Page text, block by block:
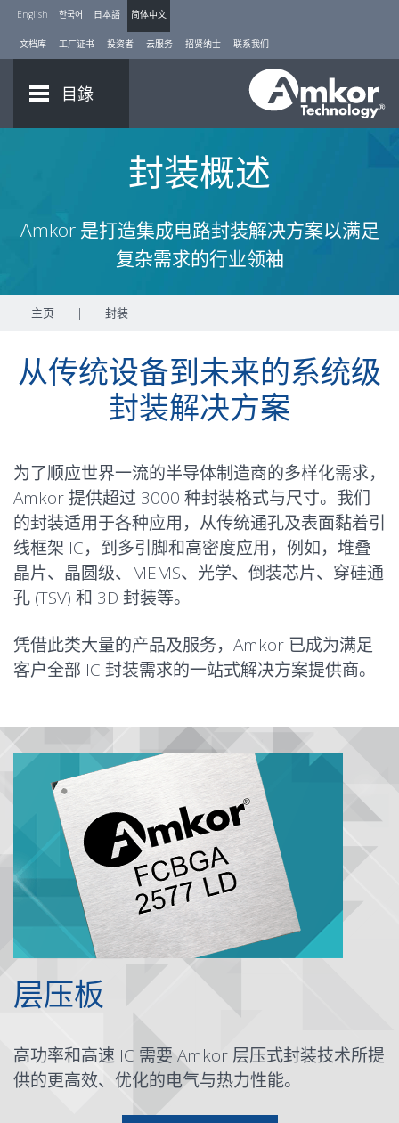
English 한국어 日本語 简体中文
文档库 工厂证书 投资者 云服务 招贤纳士 联系我们
目錄
封装概述
Amkor 是打造集成电路封装解决方案以满足
复杂需求的行业领袖
主页 | 封装
从传统设备到未来的系统级
封装解决方案
为了顺应世界一流的半导体制造商的多样化需求，
Amkor 提供超过 3000 种封装格式与尺寸。我们
的封装适用于各种应用，从传统通孔及表面黏着引
线框架 IC，到多引脚和高密度应用，例如， 堆叠
晶片、 晶圆级、 MEMS、 光学、 倒装芯片、穿硅通
孔 (TSV) 和 3D 封装等。
凭借此类大量的产品及服务，Amkor 已成为满足
客户全部 IC 封装需求的一站式解决方案提供商。
层压板
高功率和高速 IC 需要 Amkor 层压式封装技术所提
供的更高效、优化的电气与热力性能。